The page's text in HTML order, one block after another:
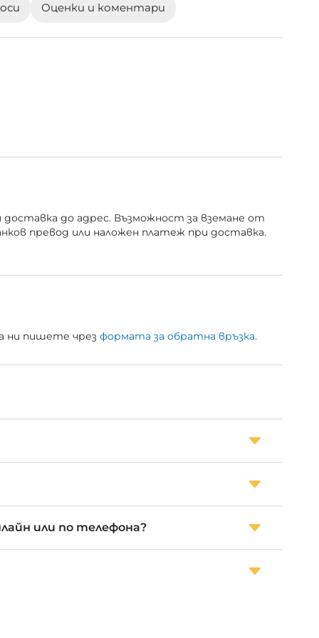
Оценки и коментари
до адрес. Възможност за вземане от
превод или наложен платеж при доставка.
ни пишете чрез формата за обратна връзка.
или по телефона?